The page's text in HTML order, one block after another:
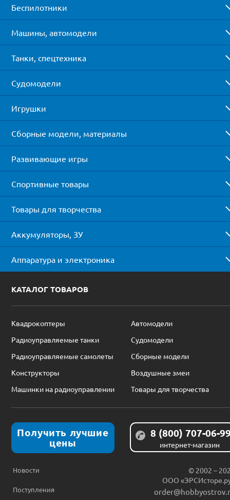
Беспилотники
Машины, автомодели
Танки, спецтехника
Судомодели
Игрушки
Сборные модели, материалы
Развивающие игры
Спортивные товары
Товары для творчества
Аккумуляторы, ЗУ
Аппаратура и электроника
КАТАЛОГ ТОВАРОВ
Квадрокоптеры
Автомодели
Радиоуправляемые танки
Судомодели
Радиоуправляемые самолеты
Сборные модели
Конструкторы
Воздушные змеи
Машинки на радиоуправлении
Товары для творчества
Получить лучшие
цены
8 (800) 707-06-
интернет-магазин
Новости
Поступления
© 2002 –
ООО